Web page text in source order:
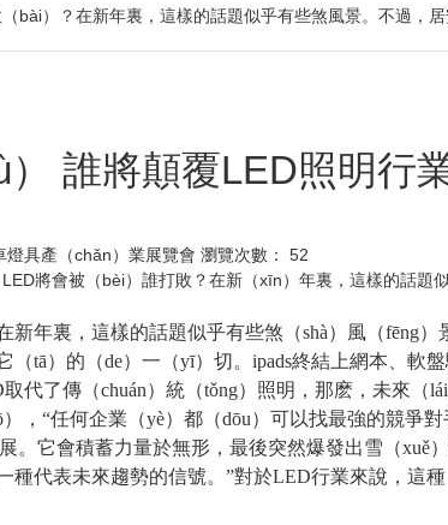
bài）？在新年裏，這樣的話題似乎有些煞風景。不過，
誰將顛覆LED照明行
具產（chǎn）業展覽會 瀏覽次數： 52
將會被（bèi）誰打敗？在新（xīn）年裏，這樣的話題
年裏，這樣的話題似乎有些煞（shà）風（fēng
tā）的（de）一（yī）切。ipads終結上網本、軟
代了傳（chuán）統（tǒng）照明，那麽，未來（
，“任何企業（yè）都（dōu）可以找最強的競爭
。它會積蓄力量於無形，最後突然爆發出雪（xuě
代表未來趨勢的信號。”對於LED行業來說，這